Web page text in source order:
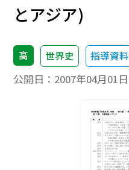
とアジア)
高 世界史 指導資料
公開日： 2007年04月01日